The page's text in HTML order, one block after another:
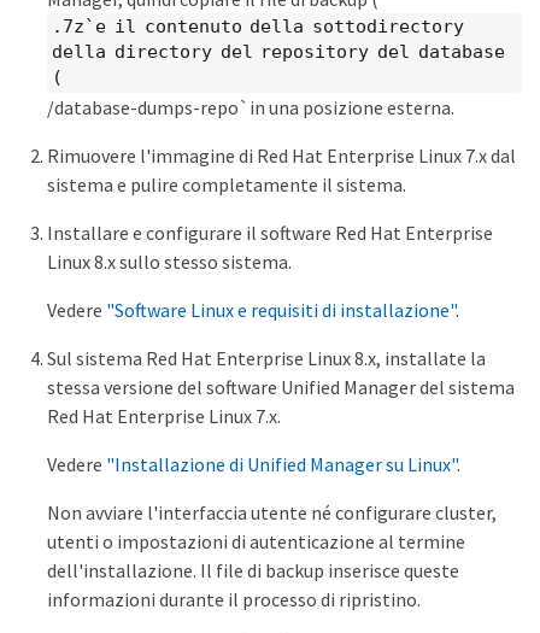
.7z`e il contenuto della sottodirectory
della directory del repository del database
(
/database-dumps-repo`in una posizione esterna.
Rimuovere l'immagine di Red Hat Enterprise Linux 7.x dal
sistema e pulire completamente il sistema.
Installare e configurare il software Red Hat Enterprise
Linux 8.x sullo stesso sistema.
Vedere "Software Linux e requisiti di installazione".
Sul sistema Red Hat Enterprise Linux 8.x, installate la
stessa versione del software Unified Manager del sistema
Red Hat Enterprise Linux 7.x.
Vedere "Installazione di Unified Manager su Linux".
Non avviare l'interfaccia utente né configurare cluster,
utenti o impostazioni di autenticazione al termine
dell'installazione. Il file di backup inserisce queste
informazioni durante il processo di ripristino.